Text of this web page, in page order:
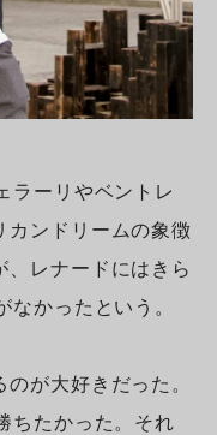
ラーリやベントレ
カンドリームの象徴
、レナードにはきら
かったという。
が大好きだった。
ちたかった。それ